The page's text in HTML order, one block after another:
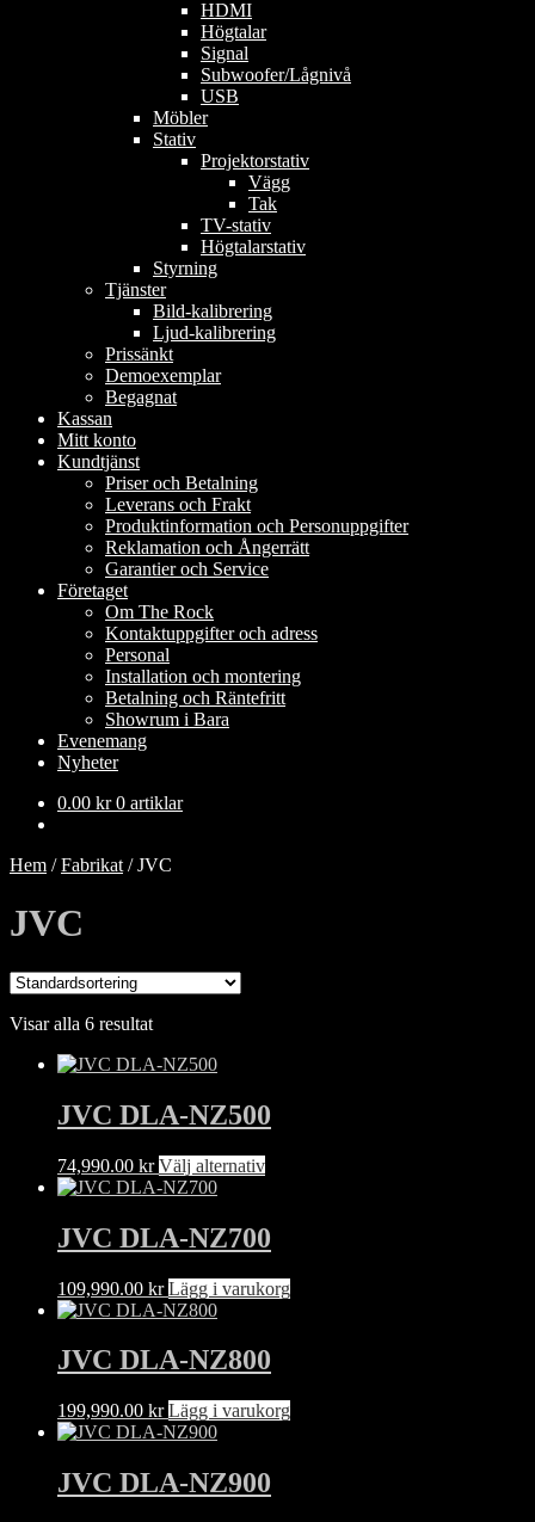
HDMI
Högtalar
Signal
Subwoofer/Lågnivå
USB
Möbler
Stativ
Projektorstativ
Vägg
Tak
TV-stativ
Högtalarstativ
Styrning
Tjänster
Bild-kalibrering
Ljud-kalibrering
Prissänkt
Demoexemplar
Begagnat
Kassan
Mitt konto
Kundtjänst
Priser och Betalning
Leverans och Frakt
Produktinformation och Personuppgifter
Reklamation och Ångerrätt
Garantier och Service
Företaget
Om The Rock
Kontaktuppgifter och adress
Personal
Installation och montering
Betalning och Räntefritt
Showrum i Bara
Evenemang
Nyheter
0.00 kr 0 artiklar
Hem /Fabrikat /JVC
JVC
Visar alla 6 resultat
JVC DLA-NZ500
74,990.00 kr Välj alternativDen
har
flera
De
kan
väljas
på
produktsidan
JVC DLA-NZ700
109,990.00 kr Lägg i varukorg
JVC DLA-NZ800
199,990.00 kr Lägg i varukorg
JVC DLA-NZ900